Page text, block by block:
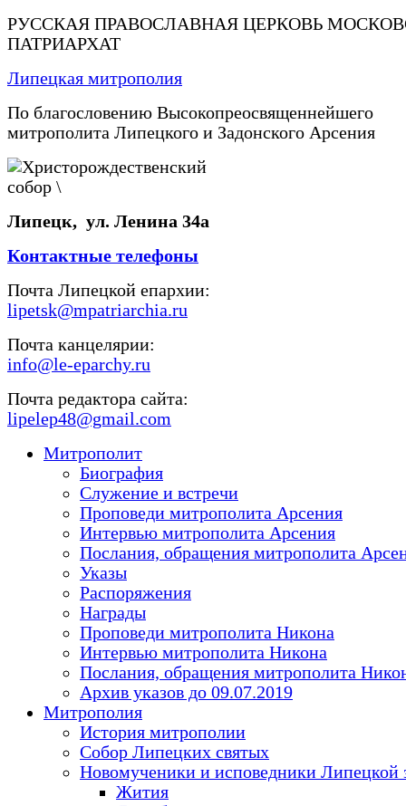
РУССКАЯ ПРАВОСЛАВНАЯ ЦЕРКОВЬ
ПАТРИАРХАТ
Липецкая митрополия
По благословению Высокопреосвященнейшего
митрополита Липецкого и Задонского Арсения
Липецк, ул. Ленина 34а
Контактные телефоны
Почта Липецкой епархии:
lipetsk@mpatriarchia.ru
Почта канцелярии:
info@le-eparchy.ru
Почта редактора сайта:
lipelep48@gmail.com
Митрополит
Биография
Служение и встречи
Проповеди митрополита Арсения
Интервью митрополита Арсения
Послания, обращения митрополита
Указы
Распоряжения
Награды
Проповеди митрополита Никона
Интервью митрополита Никона
Послания, обращения митрополита
Архив указов до 09.07.2019
Митрополия
История митрополии
Собор Липецких святых
Новомученики и исповедники Липецкой
Жития